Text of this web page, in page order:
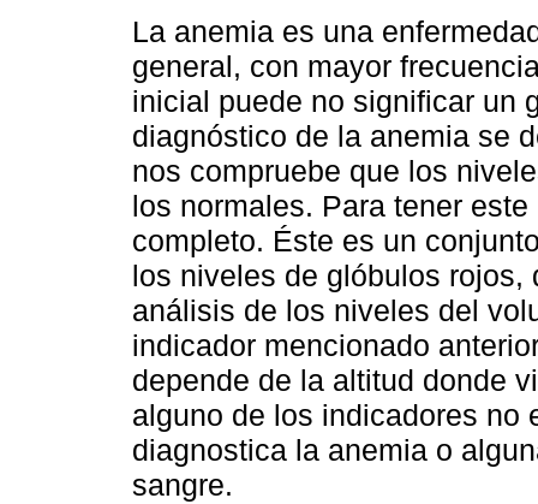
La anemia es una
general, con mayor
inicial puede no significar un
diagnóstico de la anemia se
nos compruebe que los
los normales. Para tener
completo. Éste es un
los niveles de glóbulos rojos,
análisis de los niveles del
indicador mencionado
depende de la altitud donde
alguno de los indicadores no
diagnostica la anemia o
sangre.